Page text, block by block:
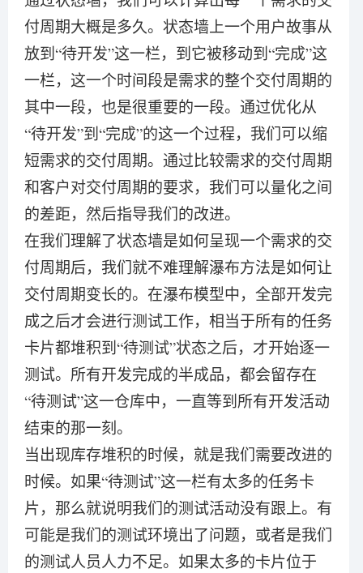
付周期大概是多久。状态墙上一个用户故事从
放到“待开发”这一栏，到它被移动到“完成”这
一栏，这一个时间段是需求的整个交付周期的
其中一段，也是很重要的一段。通过优化从
“待开发”到“完成”的这一个过程，我们可以缩
短需求的交付周期。通过比较需求的交付周期
和客户对交付周期的要求，我们可以量化之间
的差距，然后指导我们的改进。
在我们理解了状态墙是如何呈现一个需求的交
付周期后，我们就不难理解瀑布方法是如何让
交付周期变长的。在瀑布模型中，全部开发完
成之后才会进行测试工作，相当于所有的任务
卡片都堆积到“待测试”状态之后，才开始逐一
测试。所有开发完成的半成品，都会留存在
“待测试”这一仓库中，一直等到所有开发活动
结束的那一刻。
当出现库存堆积的时候，就是我们需要改进的
时候。如果“待测试”这一栏有太多的任务卡
片，那么就说明我们的测试活动没有跟上。有
可能是我们的测试环境出了问题，或者是我们
的测试人员人力不足。如果太多的卡片位于